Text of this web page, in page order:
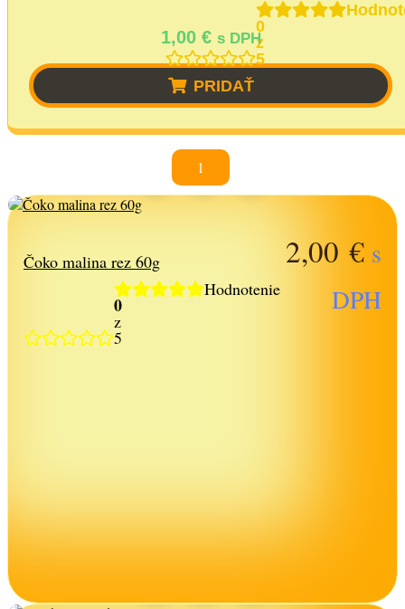
0
z
5
1,00 € s DPH
PRIDAŤ
1
Čoko malina rez 60g
Hodnotenie
0
z
5
2,00 € s
DPH